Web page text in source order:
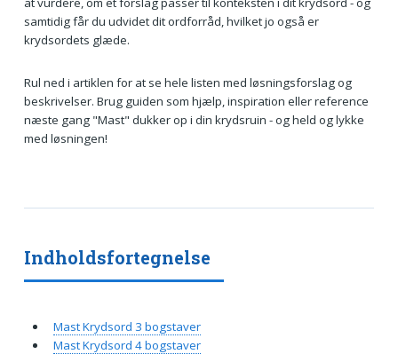
samtidig får du udvidet dit ordforråd, hvilket jo også er
krydsordets glæde.
Rul ned i artiklen for at se hele listen med løsningsforslag og
beskrivelser. Brug guiden som hjælp, inspiration eller reference
næste gang "Mast" dukker op i din krydsruin - og held og lykke
med løsningen!
Indholdsfortegnelse
Mast Krydsord 3 bogstaver
Mast Krydsord 4 bogstaver